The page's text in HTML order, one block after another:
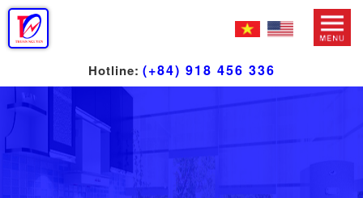
Hotline: (+84) 918 456 336